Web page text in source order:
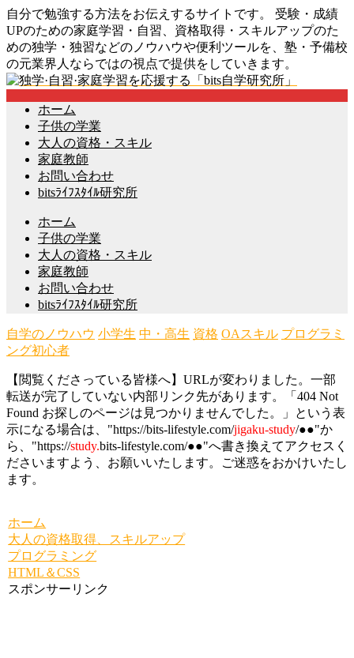
自分で勉強する方法をお伝えするサイトです。 受験・成績
UPのための家庭学習・自習、資格取得・スキルアップのた
めの独学・独習などのノウハウや便利ツールを、塾・予備校
の元業界人ならではの視点で提供をしていきます。
ホーム
子供の学業
大人の資格・スキル
家庭教師
お問い合わせ
bitsﾗｲﾌｽﾀｲﾙ研究所
ホーム
子供の学業
大人の資格・スキル
家庭教師
お問い合わせ
bitsﾗｲﾌｽﾀｲﾙ研究所
自学のノウハウ 小学生 中・高生 資格 OAスキル プログラミ
ング初心者
【閲覧くださっている皆様へ】URLが変わりました。一部
転送が完了していない内部リンク先があります。「404 Not
Found お探しのページは見つかりませんでした。」という表
示になる場合は、"https://bits-lifestyle.com/jigaku-study/●●"か
ら、"https://study.bits-lifestyle.com/●●"へ書き換えてアクセスく
ださいますよう、お願いいたします。ご迷惑をおかけいたし
ます。
ホーム
大人の資格取得、スキルアップ
プログラミング
HTML＆CSS
スポンサーリンク